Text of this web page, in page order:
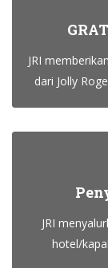
JRI
dari Jolly
JRI
hotel/